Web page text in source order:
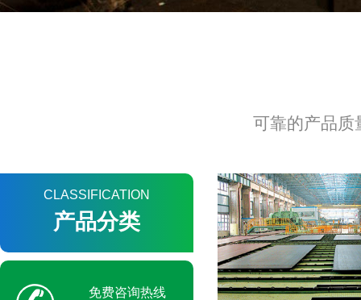
可靠的产品质
CLASSIFICATION
产品分类
免费咨询热线 中厚板